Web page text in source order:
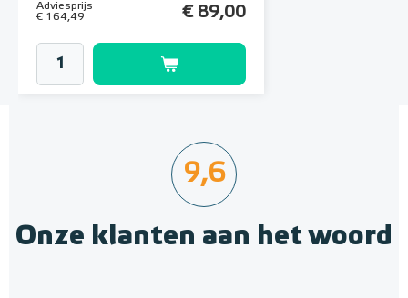
Adviesprijs
€ 164,49
€ 89,00
9,6
Onze klanten aan het woord